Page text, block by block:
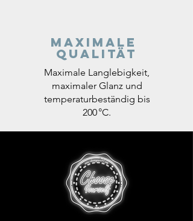
Maximale
Qualität
Maximale Langlebigkeit,
maximaler Glanz und
temperaturbeständig bis
200 °C.